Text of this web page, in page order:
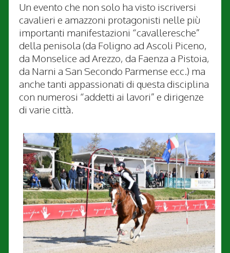
Un evento che non solo ha visto iscriversi
cavalieri e amazzoni protagonisti nelle più
importanti manifestazioni “cavalleresche”
della penisola (da Foligno ad Ascoli Piceno,
da Monselice ad Arezzo, da Faenza a Pistoia,
da Narni a San Secondo Parmense ecc.) ma
anche tanti appassionati di questa disciplina
con numerosi “addetti ai lavori” e dirigenze
di varie città.